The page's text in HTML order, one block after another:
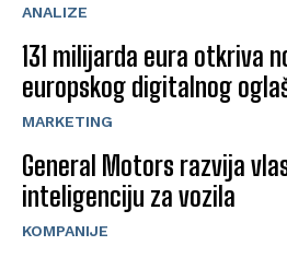
ANALIZE
131 milijarda eura otkriva
europskog digitalnog
MARKETING
General Motors razvija
inteligenciju za vozila
KOMPANIJE